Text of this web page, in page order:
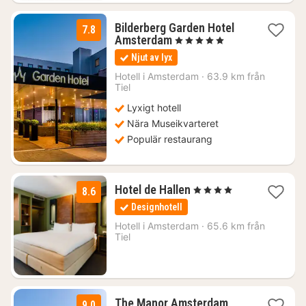
7.8
Bilderberg Garden Hotel
Amsterdam1
natt
från
1456
, 5 Stjärnor
Njut av lyx
Hotell i Amsterdam · 63.9 km från
Tiel
Lyxigt hotell
Nära Museikvarteret
Populär restaurang
8.6 Hotel de Hallen 1
1166
, 4 Stjärnor
Designhotell
Hotell i Amsterdam · 65.6 km från
Tiel
The Manor Amsterdam1